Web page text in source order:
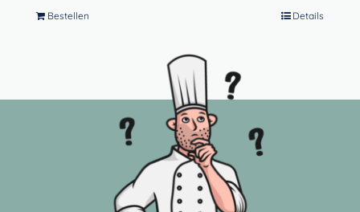
Bestellen Details